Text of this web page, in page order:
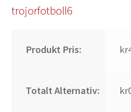
trojorfotboll6
Produkt Pris:
Totalt Alternativ: